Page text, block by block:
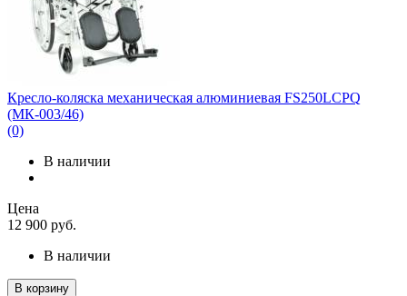
Кресло-коляска механическая алюминиевая FS250LCPQ
(МК-003/46)
(0)
В наличии
Цена
12 900 руб.
В наличии
В корзину